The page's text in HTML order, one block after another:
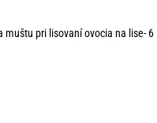
pri lisovaní ovocia na lise- 6